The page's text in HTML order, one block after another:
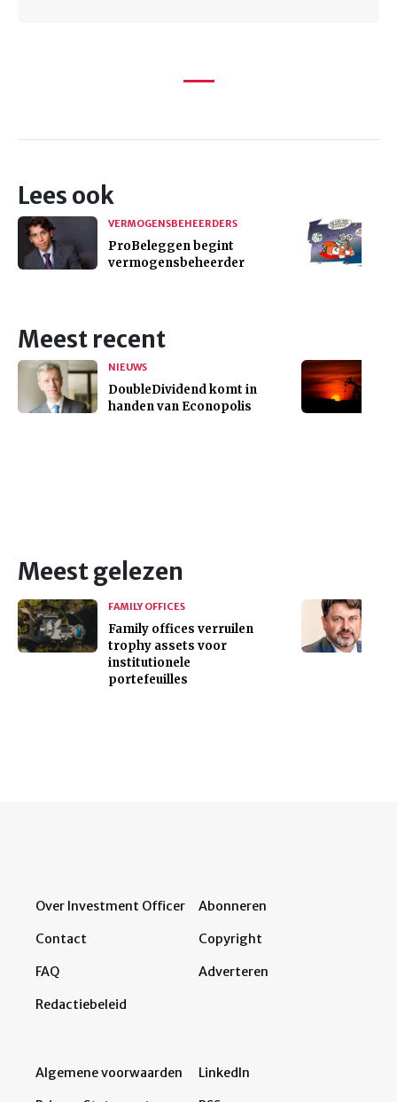
Lees ook
VERMOGENSBEHEERDERS
ProBeleggen begint
vermogensbeheerder
Meest recent
NIEUWS
DoubleDividend komt in
handen van Econopolis
Meest gelezen
FAMILY OFFICES
Family offices verruilen
trophy assets voor
institutionele
portefeuilles
Over Investment Officer
Contact
FAQ
Redactiebeleid
Abonneren
Copyright
Adverteren
Algemene voorwaarden LinkedIn